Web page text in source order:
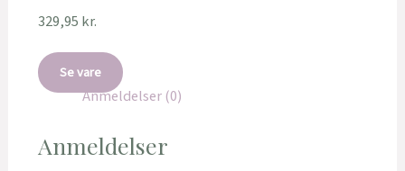
329,95 kr.
Se vare
Anmeldelser (0)
Anmeldelser